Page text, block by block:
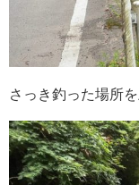
さっき釣った場所